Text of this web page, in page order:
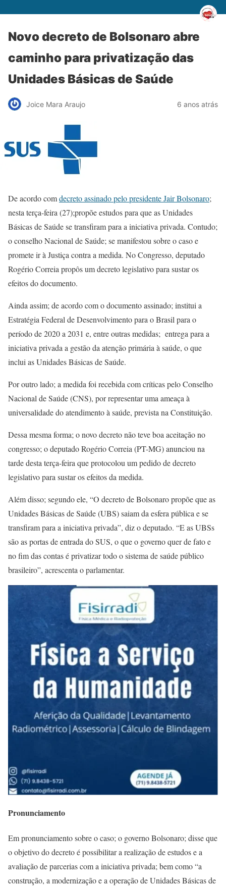
Novo decreto de Bolsonaro abre
caminho para privatização das
Unidades Básicas de Saúde
Joice Mara Araujo 6 anos atrás
De acordo comdecreto assinado pelo presidente Jair Bolsonaro;
nesta terça-feira (27);propõe estudos para que as Unidades
Básicas de Saúde se transfiram para a iniciativa privada. Contudo;
o conselho Nacional de Saúde; se manifestou sobre o caso e
promete ir à Justiça contra a medida. No Congresso, deputado
Rogério Correia propôs um decreto legislativo para sustar os
efeitos do documento.
Ainda assim; de acordo com o documento assinado; institui a
Estratégia Federal de Desenvolvimento para o Brasil para o
período de 2020 a 2031 e, entre outras medidas; entrega para a
iniciativa privada a gestão da atenção primária à saúde, o que
inclui as Unidades Básicas de Saúde.
Por outro lado; a medida foi recebida com críticas pelo Conselho
Nacional de Saúde (CNS), por representar uma ameaça à
universalidade do atendimento à saúde, prevista na Constituição.
Dessa mesma forma; o novo decreto não teve boa aceitação no
congresso; o deputado Rogério Correia (PT-MG) anunciou na
tarde desta terça-feira que protocolou um pedido de decreto
legislativo para sustar os efeitos da medida.
Além disso; segundo ele, “O decreto de Bolsonaro propõe que as
Unidades Básicas de Saúde (UBS) saiam da esfera pública e se
transfiram para a iniciativa privada”, diz o deputado. “E as UBSs
são as portas de entrada do SUS, o que o governo quer de fato e
no fim das contas é privatizar todo o sistema de saúde público
brasileiro”, acrescenta o parlamentar.
Pronunciamento
Em pronunciamento sobre o caso; o governo Bolsonaro; disse que
o objetivo do decreto é possibilitar a realização de estudos e a
avaliação de parcerias com a iniciativa privada; bem como “a
construção, a modernização e a operação de Unidades Básicas de